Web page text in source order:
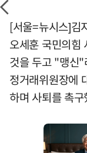
[서울=뉴시스]김
오세훈 국민의힘
것을 두고 "맹신"
정거래위원장에
하며 사퇴를 촉구